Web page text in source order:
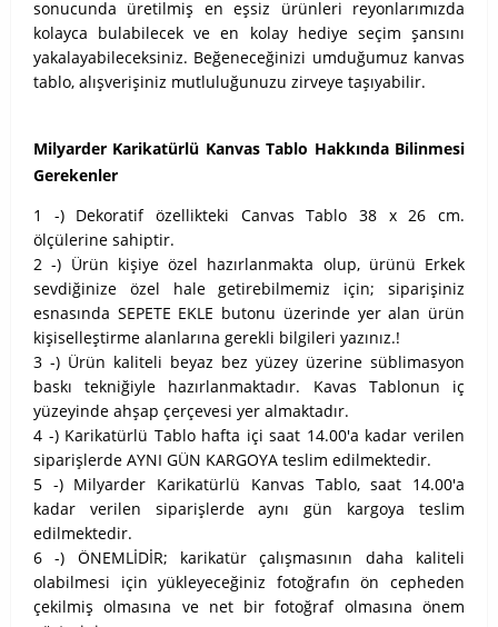
sonucunda üretilmiş en eşsiz ürünleri reyonlarımızda
kolayca bulabilecek ve en kolay hediye seçim şansını
yakalayabileceksiniz. Beğeneceğinizi umduğumuz kanvas
tablo, alışverişiniz mutluluğunuzu zirveye taşıyabilir.
Milyarder Karikatürlü Kanvas Tablo Hakkında Bilinmesi
Gerekenler
1 -) Dekoratif özellikteki Canvas Tablo 38 x 26 cm.
ölçülerine sahiptir.
2 -) Ürün kişiye özel hazırlanmakta olup, ürünü Erkek
sevdiğinize özel hale getirebilmemiz için; siparişiniz
esnasında SEPETE EKLE butonu üzerinde yer alan ürün
kişiselleştirme alanlarına gerekli bilgileri yazınız.!
3 -) Ürün kaliteli beyaz bez yüzey üzerine süblimasyon
baskı tekniğiyle hazırlanmaktadır. Kavas Tablonun iç
yüzeyinde ahşap çerçevesi yer almaktadır.
4 -) Karikatürlü Tablo hafta içi saat 14.00'a kadar verilen
siparişlerde AYNI GÜN KARGOYA teslim edilmektedir.
5 -) Milyarder Karikatürlü Kanvas Tablo, saat 14.00'a
kadar verilen siparişlerde aynı gün kargoya teslim
edilmektedir.
6 -) ÖNEMLİDİR; karikatür çalışmasının daha kaliteli
olabilmesi için yükleyeceğiniz fotoğrafın ön cepheden
çekilmiş olmasına ve net bir fotoğraf olmasına önem